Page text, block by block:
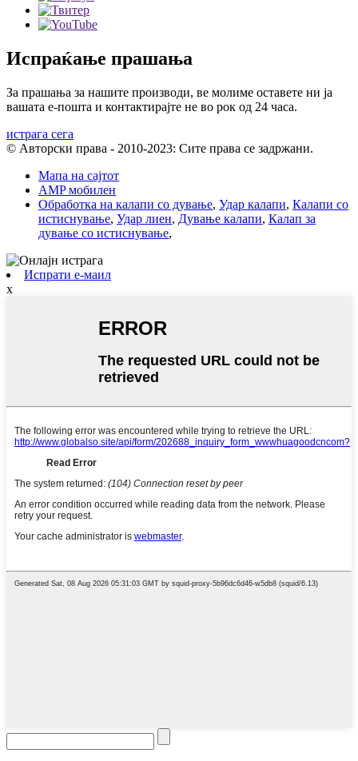
Испраќање прашања
За прашања за нашите производи, ве молиме оставете ни ја
вашата е-пошта и контактирајте не во рок од 24 часа.
истрага сега
© Авторски права - 2010-2023: Сите права се задржани.
Мапа на сајтот
AMP мобилен
Обработка на калапи со дување, Удар калапи, Калапи со
истиснување, Удар лиен, Дување калапи, Калап за
дување со истиснување,
Испрати е-маил
x